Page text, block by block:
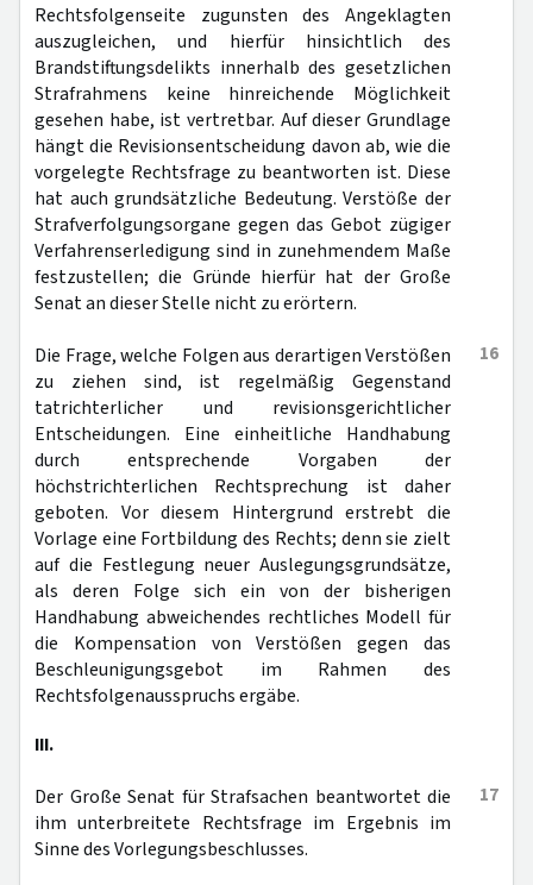
Rechtsfolgenseite zugunsten des Angeklagten
auszugleichen, und hierfür hinsichtlich des
Brandstiftungsdelikts innerhalb des gesetzlichen
Strafrahmens keine hinreichende Möglichkeit
gesehen habe, ist vertretbar. Auf dieser Grundlage
hängt die Revisionsentscheidung davon ab, wie die
vorgelegte Rechtsfrage zu beantworten ist. Diese
hat auch grundsätzliche Bedeutung. Verstöße der
Strafverfolgungsorgane gegen das Gebot zügiger
Verfahrenserledigung sind in zunehmendem Maße
festzustellen; die Gründe hierfür hat der Große
Senat an dieser Stelle nicht zu erörtern.
16
Die Frage, welche Folgen aus derartigen Verstößen
zu ziehen sind, ist regelmäßig Gegenstand
tatrichterlicher und revisionsgerichtlicher
Entscheidungen. Eine einheitliche Handhabung
durch entsprechende Vorgaben der
höchstrichterlichen Rechtsprechung ist daher
geboten. Vor diesem Hintergrund erstrebt die
Vorlage eine Fortbildung des Rechts; denn sie zielt
auf die Festlegung neuer Auslegungsgrundsätze,
als deren Folge sich ein von der bisherigen
Handhabung abweichendes rechtliches Modell für
die Kompensation von Verstößen gegen das
Beschleunigungsgebot im Rahmen des
Rechtsfolgenausspruchs ergäbe.
III.
17
Der Große Senat für Strafsachen beantwortet die
ihm unterbreitete Rechtsfrage im Ergebnis im
Sinne des Vorlegungsbeschlusses.